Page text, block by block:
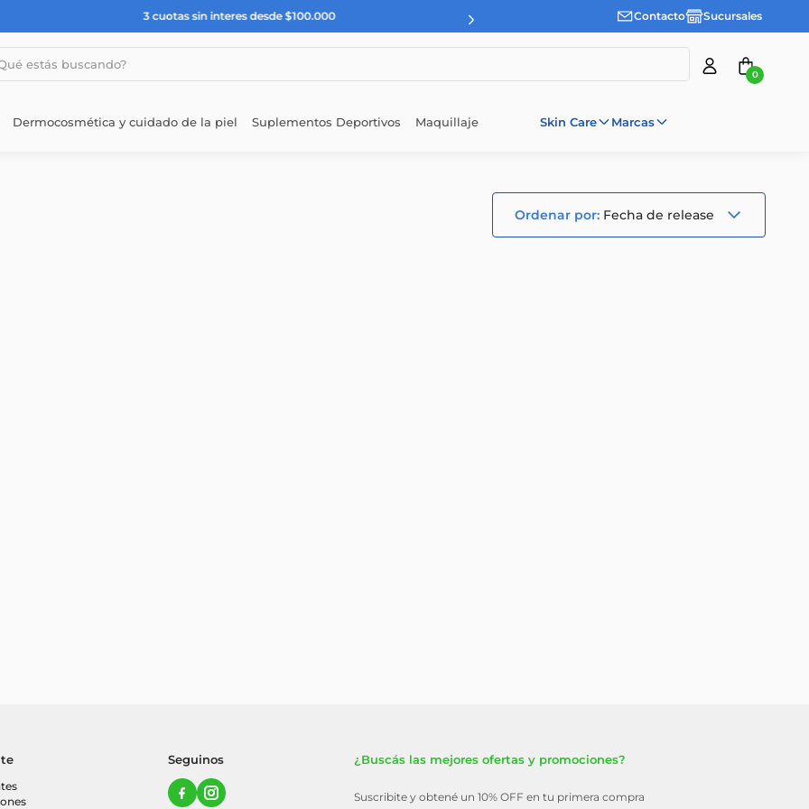
3 cuotas sin interes desde $100.000 Contacto Sucursales
buscando?
0
Dermocosmética y cuidado de la piel Suplementos Deportivos Maquillaje Skin Care Marcas
Fecha de release
Seguinos ¿Buscás las mejores ofertas y promociones?
Suscribite y obtené un 10% OFF en tu primera compra